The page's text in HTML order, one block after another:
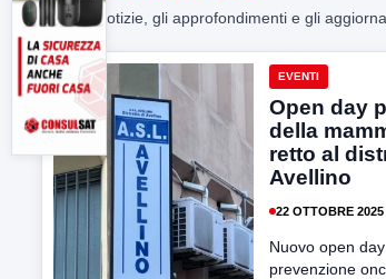
Tutte le notizie, gli approfondimenti e gli
EVENTI
Open day
della
retto al
Avellino
22 OTTOBRE 2025
Nuovo open
prevenzione